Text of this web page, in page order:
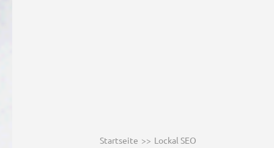
Startseite >> Lockal SEO